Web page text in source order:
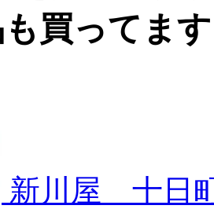
新川屋 十日